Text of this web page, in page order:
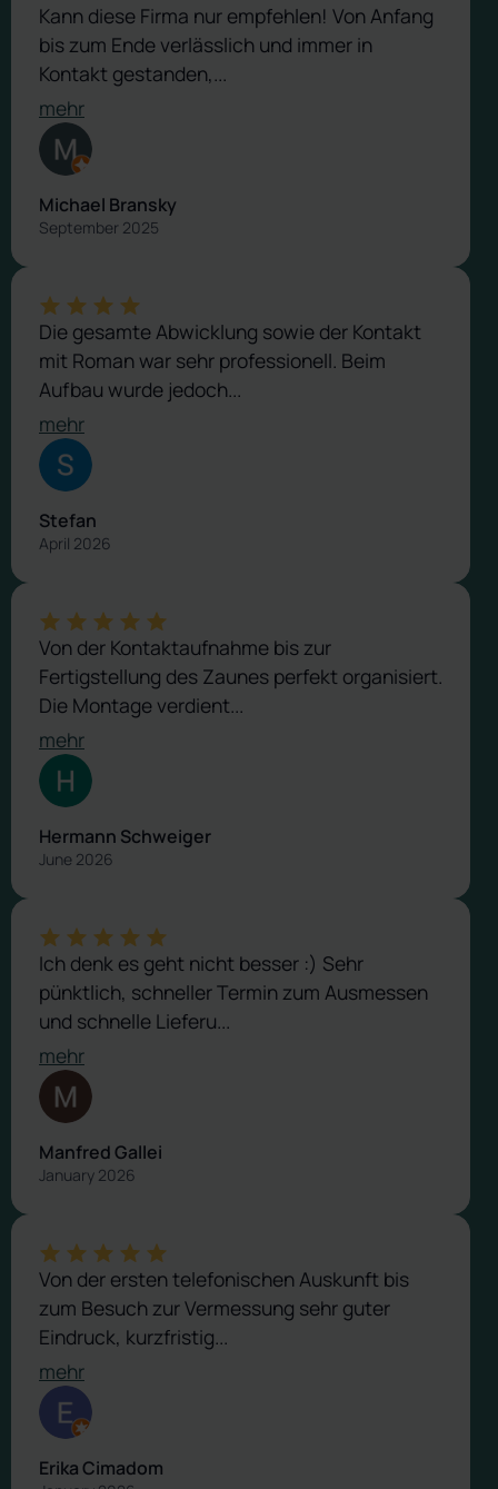
Kann diese Firma nur empfehlen! Von Anfang
bis zum Ende verlässlich und immer in
Kontakt gestanden,...
mehr
Michael Bransky
September 2025
Die gesamte Abwicklung sowie der Kontakt
mit Roman war sehr professionell. Beim
Aufbau wurde jedoch...
mehr
Stefan
April 2026
Von der Kontaktaufnahme bis zur
Fertigstellung des Zaunes perfekt organisiert.
Die Montage verdient...
mehr
Hermann Schweiger
June 2026
Ich denk es geht nicht besser :) Sehr
pünktlich, schneller Termin zum Ausmessen
und schnelle Lieferu...
mehr
Manfred Gallei
January 2026
Von der ersten telefonischen Auskunft bis
zum Besuch zur Vermessung sehr guter
Eindruck, kurzfristig...
mehr
Erika Cimadom